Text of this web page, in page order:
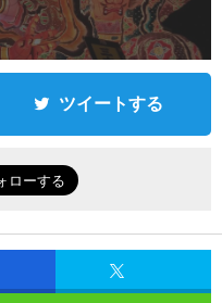
ツイートする